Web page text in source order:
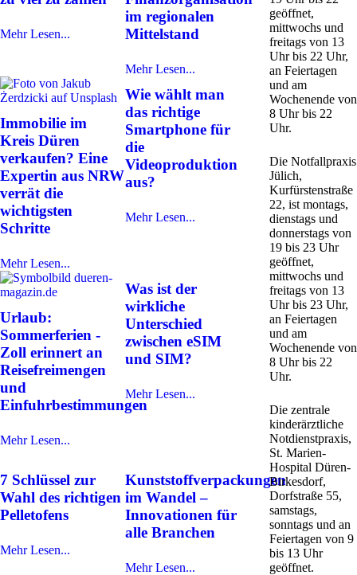
Mehr Lesen...
im regionalen
Mittelstand
Mehr Lesen...
Immobilie im
Kreis Düren
verkaufen? Eine
Expertin aus NRW
verrät die
wichtigsten
Schritte
Mehr Lesen...
Wie wählt man
das richtige
Smartphone für
die
Videoproduktion
aus?
Mehr Lesen...
Urlaub:
Sommerferien -
Zoll erinnert an
Reisefreimengen
und
Einfuhrbestimmungen
Mehr Lesen...
Was ist der
wirkliche
Unterschied
zwischen eSIM
und SIM?
Mehr Lesen...
7 Schlüssel zur
Wahl des richtigen
Pelletofens
Mehr Lesen...
Kunststoffverpackungen
im Wandel –
Innovationen für
alle Branchen
Mehr Lesen...
geöffnet,
mittwochs und
freitags von 13
Uhr bis 22 Uhr,
an Feiertagen
und am
Wochenende von
8 Uhr bis 22
Uhr.
Die Notfallpraxis
Jülich,
Kurfürstenstraße
22, ist montags,
dienstags und
donnerstags von
19 bis 23 Uhr
geöffnet,
mittwochs und
freitags von 13
Uhr bis 23 Uhr,
an Feiertagen
und am
Wochenende von
8 Uhr bis 22
Uhr.
Die zentrale
kinderärztliche
Notdienstpraxis,
St. Marien-
Hospital Düren-
Birkesdorf,
Dorfstraße 55,
samstags,
sonntags und an
Feiertagen von 9
bis 13 Uhr
geöffnet.